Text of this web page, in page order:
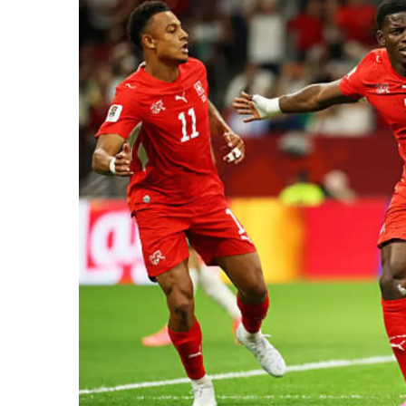
يوقف التعامل مع
المركزي
يوقف
التعامل
مع
منشأة
صرافةمنذ يومين
صنعاء.. البنك المركزي يوقف
منشأة صرافة